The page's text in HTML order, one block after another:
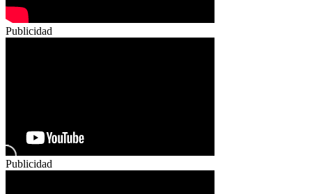
Publicidad
Publicidad